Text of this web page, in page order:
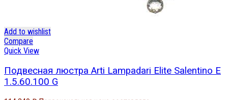
Add to wishlist
Compare
Quick View
Подвесная люстра Arti Lampadari Elite Salentino E
1.5.60.100 G